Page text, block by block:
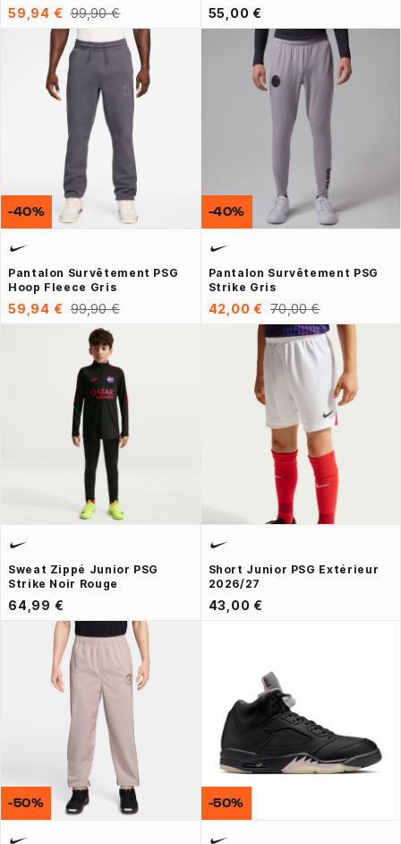
59,94 € 99,90 € 55,00 €
Pantalon Survêtement PSG
Hoop Fleece Gris
59,94 € 99,90 €
-40%
Pantalon Survêtement PSG
Strike Gris
42,00 € 70,00 €
-40%
Sweat Zippé Junior PSG
Strike Noir Rouge
64,99 €
Short Junior PSG Extérieur
2026/27
43,00 €
-50% -50%